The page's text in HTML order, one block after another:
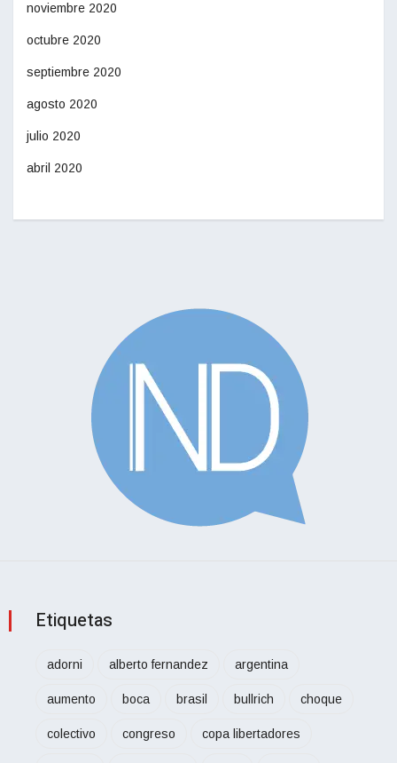
noviembre 2020
octubre 2020
septiembre 2020
agosto 2020
julio 2020
abril 2020
Etiquetas
adorni alberto fernandez argentina
aumento boca brasil bullrich choque
colectivo congreso copa libertadores